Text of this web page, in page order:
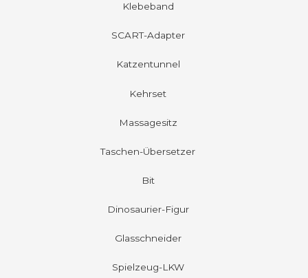
Klebeband
SCART-Adapter
Katzentunnel
Kehrset
Massagesitz
Taschen-Übersetzer
Bit
Dinosaurier-Figur
Glasschneider
Spielzeug-LKW